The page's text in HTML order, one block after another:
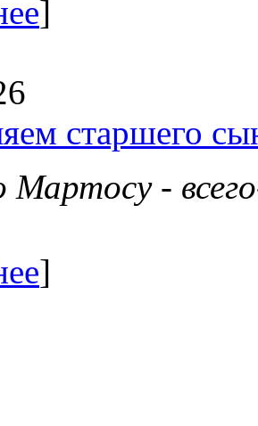
]
старшего
Мартосу -
]